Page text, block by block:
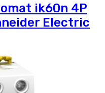
ik60n 4P
Electric